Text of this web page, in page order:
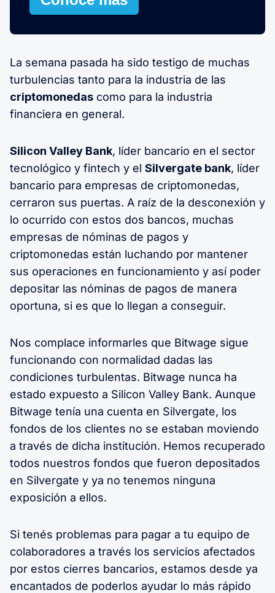
La semana pasada ha sido testigo de muchas
turbulencias tanto para la industria de las
criptomonedas como para la industria
financiera en general.
Silicon Valley Bank, líder bancario en el sector
tecnológico y fintech y el Silvergate bank, líder
bancario para empresas de criptomonedas,
cerraron sus puertas. A raíz de la desconexión y
lo ocurrido con estos dos bancos, muchas
empresas de nóminas de pagos y
criptomonedas están luchando por mantener
sus operaciones en funcionamiento y así poder
depositar las nóminas de pagos de manera
oportuna, si es que lo llegan a conseguir.
Nos complace informarles que Bitwage sigue
funcionando con normalidad dadas las
condiciones turbulentas. Bitwage nunca ha
estado expuesto a Silicon Valley Bank. Aunque
Bitwage tenía una cuenta en Silvergate, los
fondos de los clientes no se estaban moviendo
a través de dicha institución. Hemos recuperado
todos nuestros fondos que fueron depositados
en Silvergate y ya no tenemos ninguna
exposición a ellos.
Si tenés problemas para pagar a tu equipo de
colaboradores a través los servicios afectados
por estos cierres bancarios, estamos desde ya
encantados de poderlos ayudar lo más rápido